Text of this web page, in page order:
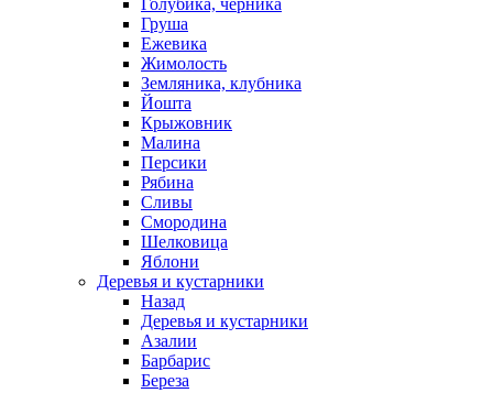
Голубика, черника
Груша
Ежевика
Жимолость
Земляника, клубника
Йошта
Крыжовник
Малина
Персики
Рябина
Сливы
Смородина
Шелковица
Яблони
Деревья и кустарники
Назад
Деревья и кустарники
Азалии
Барбарис
Береза